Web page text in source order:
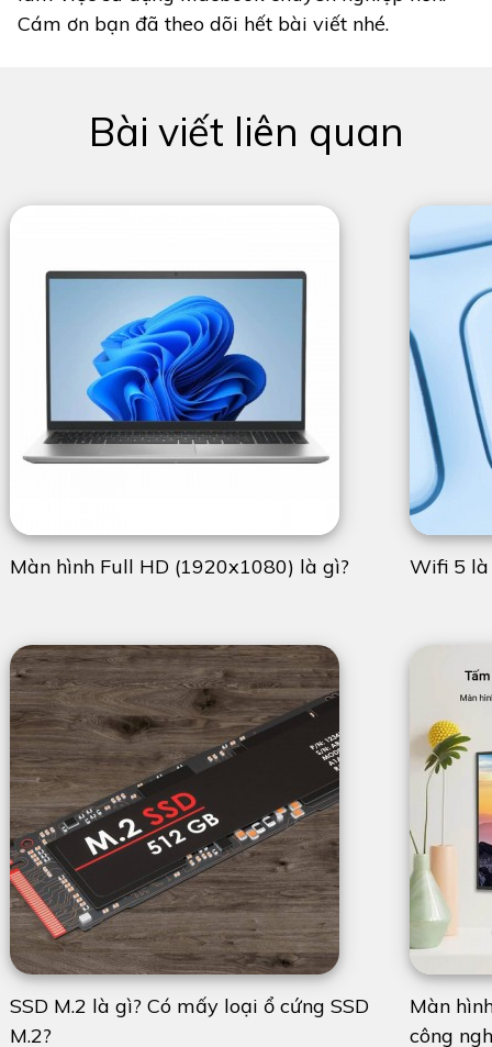
Cám ơn bạn đã theo dõi hết bài viết nhé.
Bài viết liên quan
Màn hình Full HD (1920x1080) là gì? Wifi 5 là
SSD M.2 là gì? Có mấy loại ổ cứng SSD
M.2?
Màn
công